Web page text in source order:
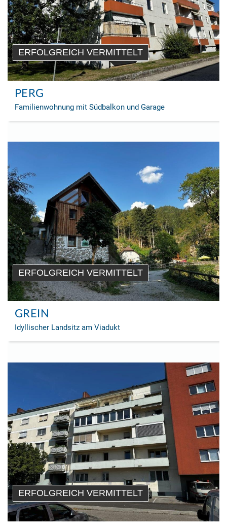
ERFOLGREICH VERMITTELT
PERG
Familienwohnung mit Südbalkon und Garage
ERFOLGREICH VERMITTELT
GREIN
Idyllischer Landsitz am Viadukt
ERFOLGREICH VERMITTELT